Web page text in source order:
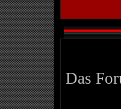
Das